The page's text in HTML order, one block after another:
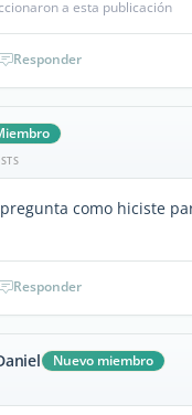
a esta publicación
Responder
como hiciste
Responder
Nuevo miembro